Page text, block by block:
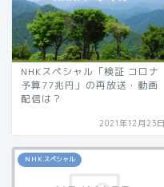
NHKスペシャル「検証 コロナ
予算77兆円」の再放送・動画
配信は？
2021年12月23日
ＮＨＫスペシャル